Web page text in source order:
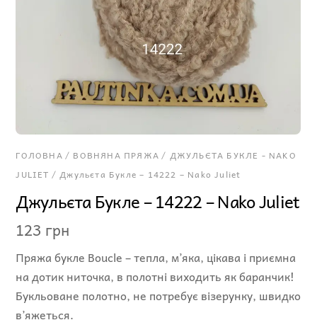
ГОЛОВНА/ ВОВНЯНА ПРЯЖА / ДЖУЛЬЄТА БУКЛЕ - NAKO
JULIET / Джульєта Букле – 14222 – Nako Juliet
Джульєта Букле – 14222 – Nako Juliet
123 грн
Пряжа букле Boucle – тепла, м’яка, цікава і приємна
на дотик ниточка, в полотні виходить як баранчик!
Букльоване полотно, не потребує візерунку, швидко
в’яжеться.